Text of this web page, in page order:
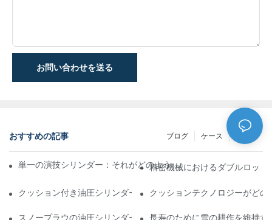
お問い合わせを送る
おすすめの記事 NEWS
ケース
ブログ
単一の演技シリンダー：それがどのように機能するか&一般的な
精密機械におけるダブルロッド
クッション付き油圧シリンダー：寿命を延ばす衝撃&の削減
クッションテクノロジーがど
スノープラウの油圧シリンダー：厳しい冬の状態の重要な機能
長寿のために雪の耕作を維持す